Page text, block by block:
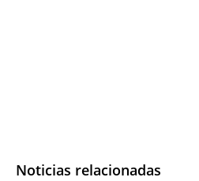
Noticias relacionadas